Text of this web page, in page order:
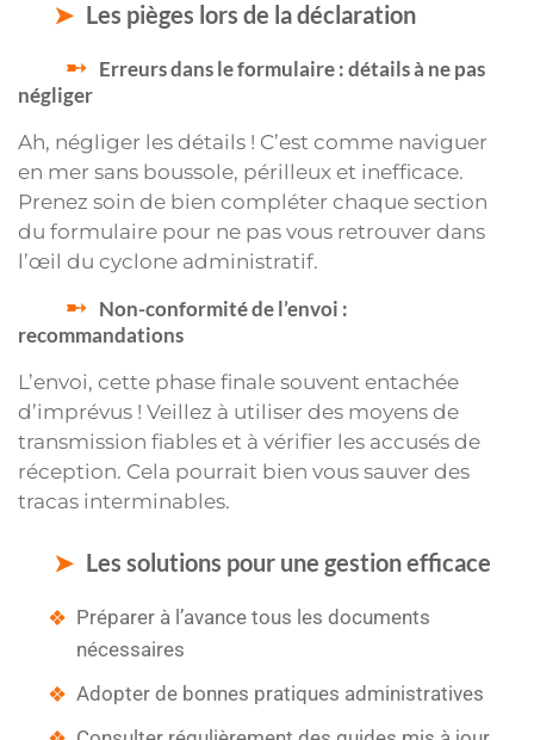
Les pièges lors de la déclaration
Erreurs dans le formulaire : détails à ne pas
négliger
Ah, négliger les détails ! C’est comme naviguer
en mer sans boussole, périlleux et inefficace.
Prenez soin de bien compléter chaque section
du formulaire pour ne pas vous retrouver dans
l’œil du cyclone administratif.
Non-conformité de l’envoi :
recommandations
L’envoi, cette phase finale souvent entachée
d’imprévus ! Veillez à utiliser des moyens de
transmission fiables et à vérifier les accusés de
réception. Cela pourrait bien vous sauver des
tracas interminables.
Les solutions pour une gestion efficace
Préparer à l’avance tous les documents
nécessaires
Adopter de bonnes pratiques administratives